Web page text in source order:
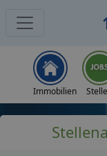
Immobilien